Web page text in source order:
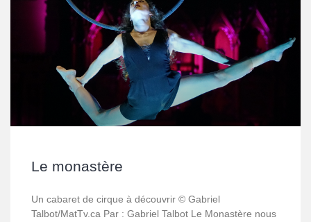
Le monastère
Un cabaret de cirque à découvrir © Gabriel
Talbot/MatTv.ca Par : Gabriel Talbot Le Monastère nous